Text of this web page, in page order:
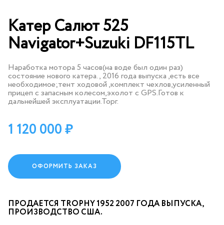
Катер Салют 525
Navigator+Suzuki DF115TL
Наработка мотора 5 часов(на воде был один раз)
состояние нового катера., 2016 года выпуска ,есть все
необходимое;тент ходовой ,комплект чехлов,усиленный
прицеп с запасным колесом,эхолот с GPS.Готов к
дальнейшей эксплуатации.Торг.
1 120 000
ОФОРМИТЬ ЗАКАЗ
ПРОДАЕТСЯ TROPHY 1952 2007 ГОДА ВЫПУСКА,
ПРОИЗВОДСТВО США.